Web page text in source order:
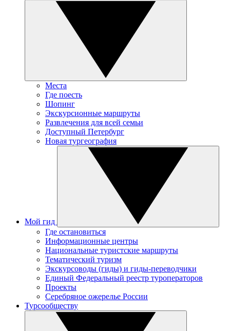
Места
Где поесть
Шопинг
Экскурсионные маршруты
Развлечения для всей семьи
Доступный Петербург
Новая тургеография
Мой гид
Где остановиться
Информационные центры
Национальные туристские маршруты
Тематический туризм
Экскурсоводы (гиды) и гиды-переводчики
Единый Федеральный реестр туроператоров
Проекты
Серебряное ожерелье России
Турсообществу